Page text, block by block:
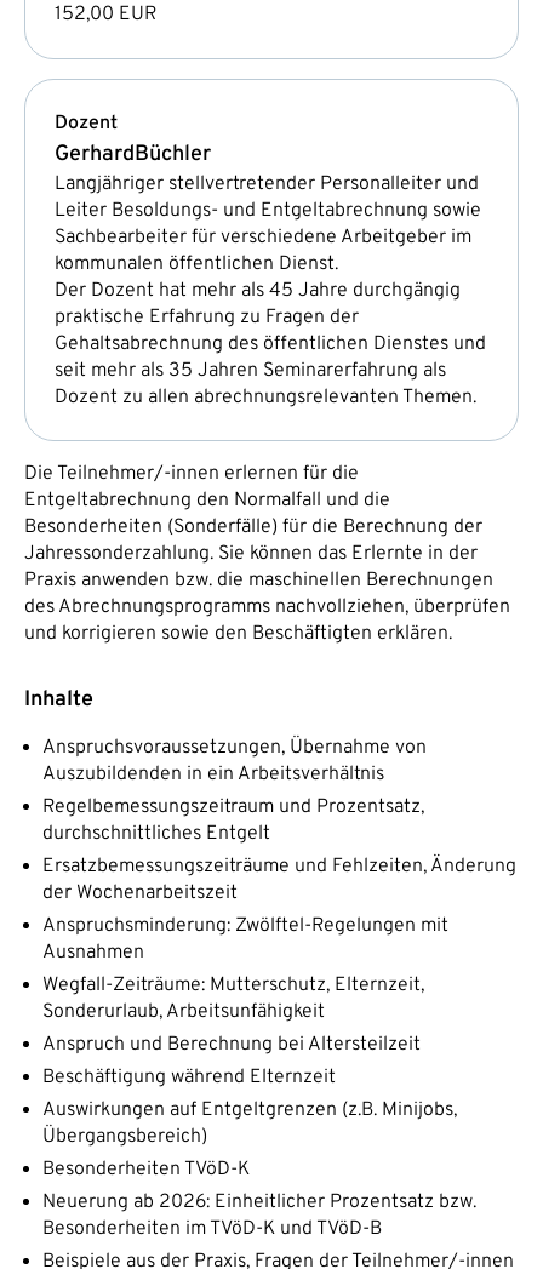
152,00 EUR
Dozent
GerhardBüchler
Langjähriger stellvertretender Personalleiter und
Leiter Besoldungs- und Entgeltabrechnung sowie
Sachbearbeiter für verschiedene Arbeitgeber im
kommunalen öffentlichen Dienst.
Der Dozent hat mehr als 45 Jahre durchgängig
praktische Erfahrung zu Fragen der
Gehaltsabrechnung des öffentlichen Dienstes und
seit mehr als 35 Jahren Seminarerfahrung als
Dozent zu allen abrechnungsrelevanten Themen.
Die Teilnehmer/-innen erlernen für die
Entgeltabrechnung den Normalfall und die
Besonderheiten (Sonderfälle) für die Berechnung der
Jahressonderzahlung. Sie können das Erlernte in der
Praxis anwenden bzw. die maschinellen Berechnungen
des Abrechnungsprogramms nachvollziehen, überprüfen
und korrigieren sowie den Beschäftigten erklären.
Inhalte
Anspruchsvoraussetzungen, Übernahme von
Auszubildenden in ein Arbeitsverhältnis
Regelbemessungszeitraum und Prozentsatz,
durchschnittliches Entgelt
Ersatzbemessungszeiträume und Fehlzeiten, Änderung
der Wochenarbeitszeit
Anspruchsminderung: Zwölftel-Regelungen mit
Ausnahmen
Wegfall-Zeiträume: Mutterschutz, Elternzeit,
Sonderurlaub, Arbeitsunfähigkeit
Anspruch und Berechnung bei Altersteilzeit
Beschäftigung während Elternzeit
Auswirkungen auf Entgeltgrenzen (z.B. Minijobs,
Übergangsbereich)
Besonderheiten TVöD-K
Neuerung ab 2026: Einheitlicher Prozentsatz bzw.
Besonderheiten im TVöD-K und TVöD-B
Beispiele aus der Praxis, Fragen der Teilnehmer/-innen